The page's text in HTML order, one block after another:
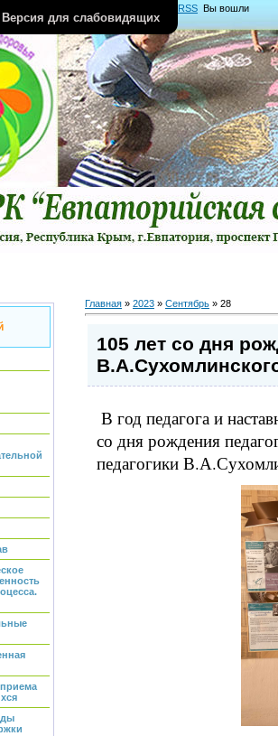
Версия для слабовидящих
RSS Вы вошли
какГость Группа "Гости"
Главная » 2023 » Сентябрь » 28
105 лет со дня
В год педагога и
со дня рождения
педагогики